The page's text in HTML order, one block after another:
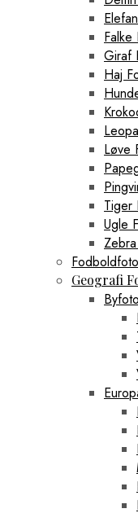
Giraf
Haj
Løve
Tiger
Ugle
Geografi